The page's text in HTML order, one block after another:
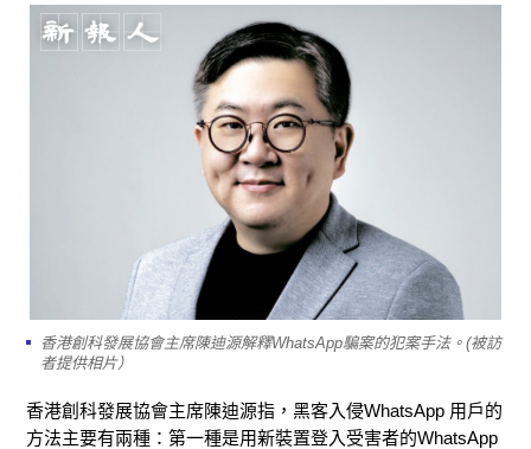
香港創科發展協會主席陳迪源解釋WhatsApp騙案的犯案手法。(被訪
者提供相片）
香港創科發展協會主席陳迪源指，黑客入侵WhatsApp 用戶的
方法主要有兩種：第一種是用新裝置登入受害者的WhatsApp